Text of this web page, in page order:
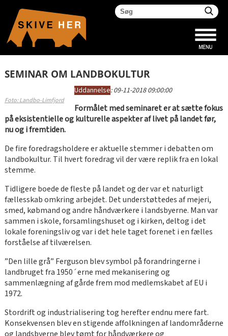
SEMINAR OM LANDBOKULTUR
Foto: Landbo-Limfjord
Uddannelse:09-11-2018 09:00:00
Formålet med seminaret er at sætte fokus
på eksistentielle og kulturelle aspekter af livet på landet før,
nu og i fremtiden.
De fire foredragsholdere er aktuelle stemmer i debatten om
landbokultur. Til hvert foredrag vil der være replik fra en lokal
stemme.
Tidligere boede de fleste på landet og der var et naturligt
fællesskab omkring arbejdet. Det understøttedes af mejeri,
smed, købmand og andre håndværkere i landsbyerne. Man var
sammen i skole, forsamlingshuset og i kirken, deltog i det
lokale foreningsliv og var i det hele taget forenet i en fælles
forståelse af tilværelsen.
”Den lille grå” Ferguson blev symbol på forandringerne i
landbruget fra 1950´erne med mekanisering og
sammenlægning af gårde frem mod medlemskabet af EU i
1972.
Stordrift og industrialisering tog herefter endnu mere fart.
Konsekvensen blev en stigende affolkningen af landområderne